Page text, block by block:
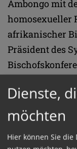
Ambongo mit
homosexueller
afrikanischer
Präsident des
Sonderweg
In einem
Dienste,
möchten
Hier können Sie